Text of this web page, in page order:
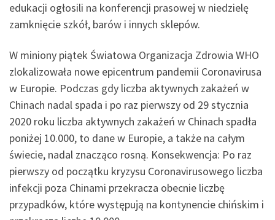
edukacji ogłosili na konferencji prasowej w niedzielę
zamknięcie szkół, barów i innych sklepów.
W miniony piątek Światowa Organizacja Zdrowia WHO
zlokalizowała nowe epicentrum pandemii Coronavirusa
w Europie. Podczas gdy liczba aktywnych zakażeń w
Chinach nadal spada i po raz pierwszy od 29 stycznia
2020 roku liczba aktywnych zakażeń w Chinach spadła
poniżej 10.000, to dane w Europie, a także na całym
świecie, nadal znacząco rosną. Konsekwencja: Po raz
pierwszy od początku kryzysu Coronavirusowego liczba
infekcji poza Chinami przekracza obecnie liczbę
przypadków, które występują na kontynencie chińskim i